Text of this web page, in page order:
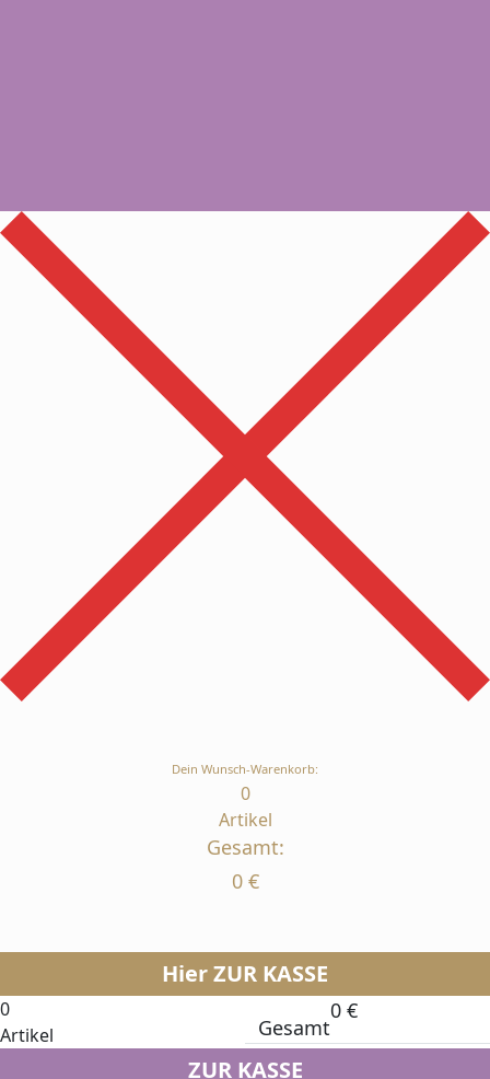
Dein Wunsch-Warenkorb:
0
Artikel
Gesamt:
0 €
Hier ZUR KASSE
0
Artikel
Gesamt
0 €
ZUR KASSE